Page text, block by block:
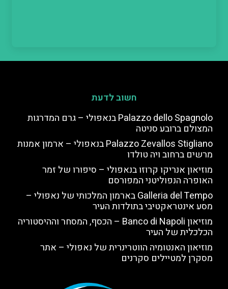
חשוב לדעת
Palazzo dello Spagnolo בנאפולי – גרם המדרגות
המצולם ברובע סניטה
Palazzo Zevallos Stigliano בנאפולי – ארמון אמנות
מרשים ברחוב ויה טולדו
מוזיאון אנריקו קרוזו בנאפולי – סיפורו של זמר
האופרה הנפוליטני המפורסם
Galleria del Tempo בארמון המלכותי של נאפולי –
מסע אינטראקטיבי בתולדות העיר
מוזיאון Banco di Napoli – הכסף, המסחר וההיסטוריה
הכלכלית של העיר
מוזיאון האנטומיה הווטרינרית של נאפולי – אתר
מסקרן למטיילים סקרנים